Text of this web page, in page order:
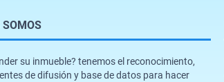
SOMOS
su inmueble? tenemos el reconocimiento,
de difusión y base de datos para hacer